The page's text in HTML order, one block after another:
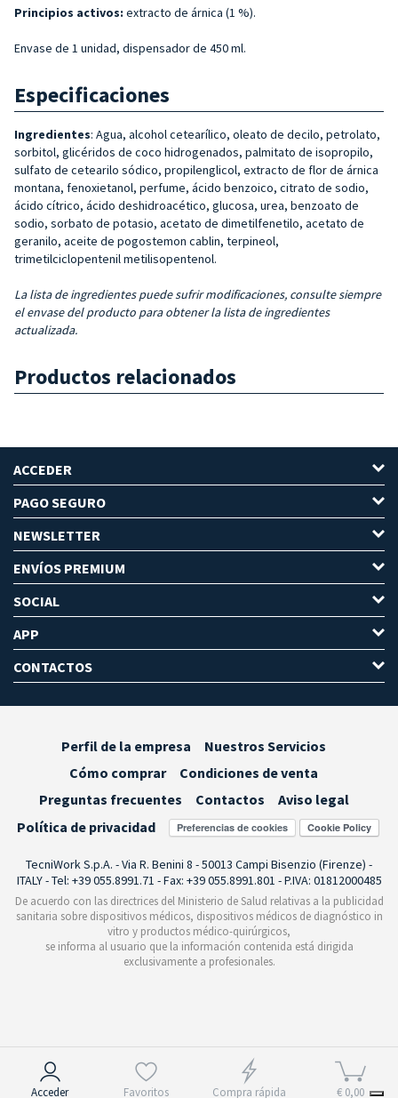
Acceder Favoritos Compra rápida € 0,00
Principios activos: extracto de árnica (1 %).
Envase de 1 unidad, dispensador de 450 ml.
Especificaciones
Ingredientes: Agua, alcohol cetearílico, oleato de decilo, petrolato,
sorbitol, glicéridos de coco hidrogenados, palmitato de isopropilo,
sulfato de cetearilo sódico, propilenglicol, extracto de flor de árnica
montana, fenoxietanol, perfume, ácido benzoico, citrato de sodio,
ácido cítrico, ácido deshidroacético, glucosa, urea, benzoato de
sodio, sorbato de potasio, acetato de dimetilfenetilo, acetato de
geranilo, aceite de pogostemon cablin, terpineol,
trimetilciclopentenil metilisopentenol.
La lista de ingredientes puede sufrir modificaciones, consulte siempre
el envase del producto para obtener la lista de ingredientes
actualizada.
Productos relacionados
ACCEDER
PAGO SEGURO
NEWSLETTER
ENVÍOS PREMIUM
SOCIAL
APP
CONTACTOS
Perfil de la empresa
Nuestros Servicios
Cómo comprar
Condiciones de venta
Preguntas frecuentes
Contactos
Aviso legal
Política de privacidad
Preferencias de cookies
TecniWork S.p.A. - Via R. Benini 8 - 50013 Campi Bisenzio (Firenze) -
ITALY - Tel: +39 055.8991.71 - Fax: +39 055.8991.801 - P.IVA: 01812000485
De acuerdo con las directrices del Ministerio de Salud relativas a la publicidad
sanitaria sobre dispositivos médicos, dispositivos médicos de diagnóstico in
vitro y productos médico-quirúrgicos,
se informa al usuario que la información contenida está dirigida
exclusivamente a profesionales.
Aviso en el momento de la recogida